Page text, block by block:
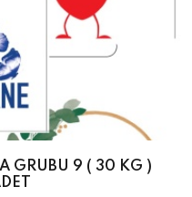
GRUBU 9 ( 30 KG )